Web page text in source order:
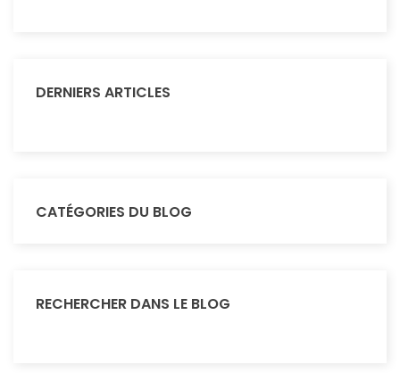
DERNIERS ARTICLES
CATÉGORIES DU BLOG
RECHERCHER DANS LE BLOG